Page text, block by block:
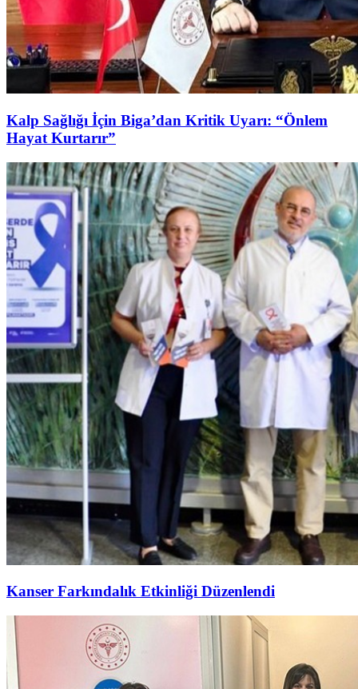
Kalp Sağlığı İçin Biga’dan Kritik Uyarı: “Önlem
Hayat Kurtarır”
Kanser Farkındalık Etkinliği Düzenlendi